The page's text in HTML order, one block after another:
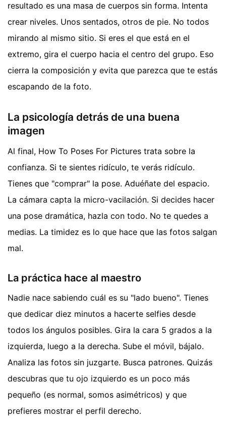
resultado es una masa de cuerpos sin forma. Intenta
crear niveles. Unos sentados, otros de pie. No todos
mirando al mismo sitio. Si eres el que está en el
extremo, gira el cuerpo hacia el centro del grupo. Eso
cierra la composición y evita que parezca que te estás
escapando de la foto.
La psicología detrás de una buena
imagen
Al final, How To Poses For Pictures trata sobre la
confianza. Si te sientes ridículo, te verás ridículo.
Tienes que "comprar" la pose. Aduéñate del espacio.
La cámara capta la micro-vacilación. Si decides hacer
una pose dramática, hazla con todo. No te quedes a
medias. La timidez es lo que hace que las fotos salgan
mal.
La práctica hace al maestro
Nadie nace sabiendo cuál es su "lado bueno". Tienes
que dedicar diez minutos a hacerte selfies desde
todos los ángulos posibles. Gira la cara 5 grados a la
izquierda, luego a la derecha. Sube el móvil, bájalo.
Analiza las fotos sin juzgarte. Busca patrones. Quizás
descubras que tu ojo izquierdo es un poco más
pequeño (es normal, somos asimétricos) y que
prefieres mostrar el perfil derecho.